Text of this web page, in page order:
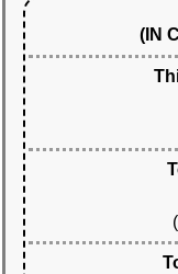
(IN